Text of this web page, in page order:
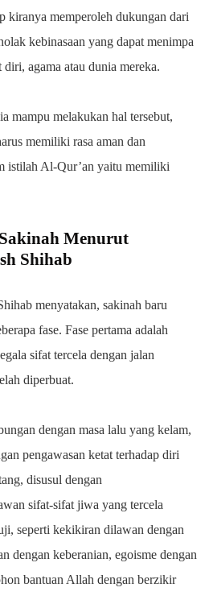
kiranya memperoleh dukungan dari
kebinasaan yang dapat menimpa
agama atau dunia mereka.
mampu melakukan hal tersebut,
memiliki rasa aman dan
istilah Al-Qur’an yaitu memiliki
Menurut
Shihab
menyatakan, sakinah baru
fase. Fase pertama adalah
sifat tercela dengan jalan
diperbuat.
dengan masa lalu yang kelam,
pengawasan ketat terhadap diri
disusul dengan
sifat-sifat jiwa yang tercela
seperti kekikiran dilawan dengan
dengan keberanian, egoisme dengan
bantuan Allah dengan berzikir